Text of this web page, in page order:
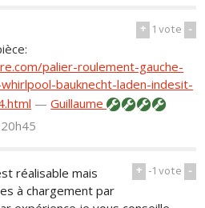
+ 1vote -
palier-roulement-gauche-
bauknecht-laden-indesit-
—Guillaume
+ -1vote -
réalisable mais
à chargement par